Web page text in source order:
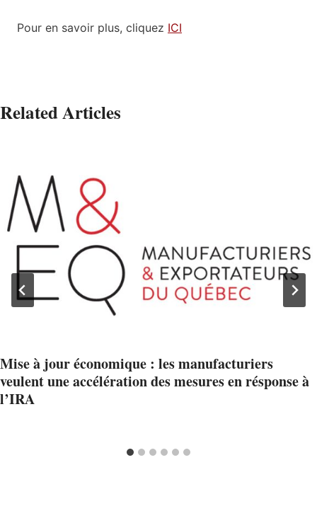
Pour en savoir plus, cliquez ICI
Related Articles
Mise à jour économique : les manufacturiers
veulent une accélération des mesures en résponse à
l’IRA